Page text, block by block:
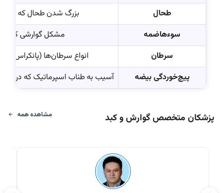
طحال
بزرگ شدن طحال که
سوءهاضمه
مشکل گوارشی که
سرطان
انواع سرطان‌ها
پیچ‌خوردگی بیضه
آسیب به طناب اسپرماتیک که درد
پزشکان متخصص گوارش و کبد مشاهده همه